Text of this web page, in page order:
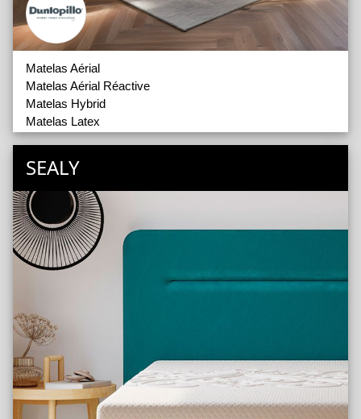
Matelas Aérial
Matelas Aérial Réactive
Matelas Hybrid
Matelas Latex
Matelas Multi Alvéolaires
Oreillers
Têtes de Lit
SEALY